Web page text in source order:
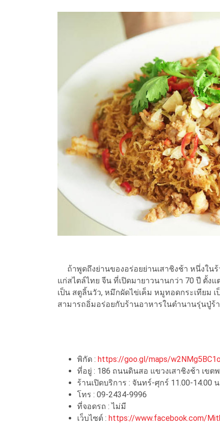
ถ้าพูดถึงย่านของอร่อยย่านเสาชิงช้า หนึ่งใน
แก่สไตล์ไทย จีน ที่เปิดมายาวนานกว่า 70 ปี ตั้ง
เป็น สตูลิ้นวัว, หมึกผัดไข่เค็ม หมูทอดกระเทียม
สามารถอิ่มอร่อยกับร้านอาหารในตำนานรุ่นปู่ร้
พิกัด : https://goo.gl/maps/
ที่อยู่ : 186 ถนนดินสอ แขวงเสาชิงช้า เข
ร้านเปิดบริการ : จันทร์-ศุกร์ 11.00-14.00
โทร : 09-2434-9996
ที่จอดรถ : ไม่มี
เว็บไซต์ : https://www.facebook.com/